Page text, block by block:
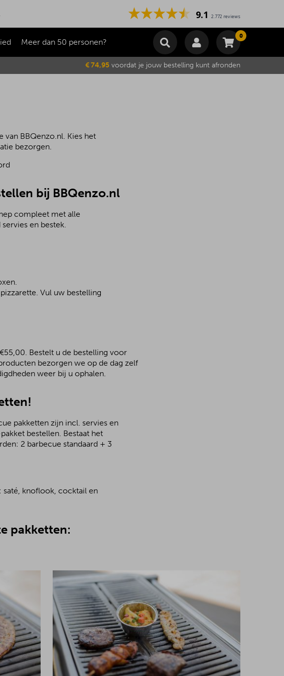
9.1 2.772 reviews
Meer dan 50 personen?
0
Winkelmand
Subtotaal €0,00
€ 74,95 voordat je jouw bestelling kunt afronden
van BBQenzo.nl. Kies het
bezorgen.
bij BBQenzo.nl
compleet met alle
en bestek.
Vul uw bestelling
Bestelt u de bestelling voor
bezorgen we op de dag zelf
weer bij u ophalen.
pakketten zijn incl. servies en
bestellen. Bestaat het
2 barbecue standaard + 3
saté, knoflook, cocktail en
pakketten: